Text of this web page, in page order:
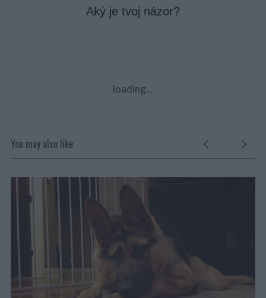
Aký je tvoj názor?
loading...
You may also like